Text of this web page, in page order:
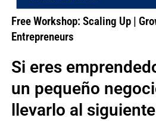
Free Workshop: Scaling Up |
Entrepreneurs
Si eres
un pequeño
llevarlo al